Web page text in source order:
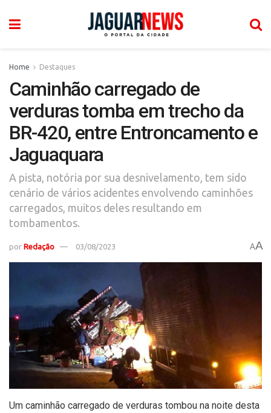
Home Destaques
Caminhão carregado de
verduras tomba em trecho da
BR-420, entre Entroncamento e
Jaguaquara
A pista, notória por sua desnivelamento, tem sido
cenário de vários acidentes envolvendo caminhões
carregados, muitos deles resultando em
tombamentos.
por Redação 03/08/2023 AA
Um caminhão carregado de verduras tombou na noite desta